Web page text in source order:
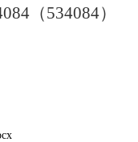
（534084）